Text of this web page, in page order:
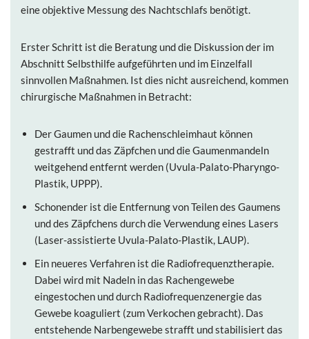
eine objektive Messung des Nachtschlafs benötigt.
Erster Schritt ist die Beratung und die Diskussion der im
Abschnitt Selbsthilfe aufgeführten und im Einzelfall
sinnvollen Maßnahmen. Ist dies nicht ausreichend, kommen
chirurgische Maßnahmen in Betracht:
Der Gaumen und die Rachenschleimhaut können
gestrafft und das Zäpfchen und die Gaumenmandeln
weitgehend entfernt werden (Uvula-Palato-Pharyngo-
Plastik, UPPP).
Schonender ist die Entfernung von Teilen des Gaumens
und des Zäpfchens durch die Verwendung eines Lasers
(Laser-assistierte Uvula-Palato-Plastik, LAUP).
Ein neueres Verfahren ist die Radiofrequenztherapie.
Dabei wird mit Nadeln in das Rachengewebe
eingestochen und durch Radiofrequenzenergie das
Gewebe koaguliert (zum Verkochen gebracht). Das
entstehende Narbengewebe strafft und stabilisiert das